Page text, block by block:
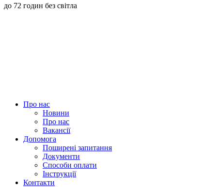
до 72 годин без світла
Про нас
Новини
Про нас
Вакансії
Допомога
Поширені запитання
Документи
Способи оплати
Інструкції
Контакти